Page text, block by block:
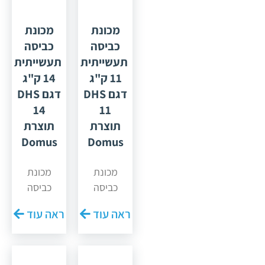
מכונת
כביסה
תעשייתית
11 ק"ג
דגם DHS
11
תוצרת
Domus
מכונת
כביסה
חברת
"Domus"
ראה עוד
מכונת
כביסה
תעשייתית
14 ק"ג
דגם DHS
14
תוצרת
Domus
מכונת
כביסה
חברת
"Domus"
ראה עוד